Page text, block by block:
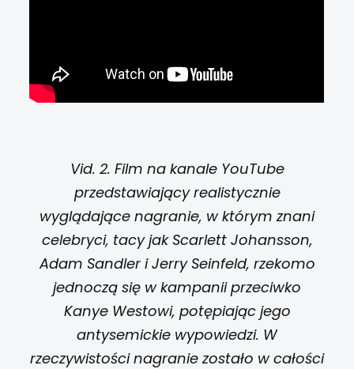
Vid. 2. Film na kanale YouTube
przedstawiający realistycznie
wyglądające nagranie, w którym znani
celebryci, tacy jak Scarlett Johansson,
Adam Sandler i Jerry Seinfeld, rzekomo
jednoczą się w kampanii przeciwko
Kanye Westowi, potępiając jego
antysemickie wypowiedzi. W
rzeczywistości nagranie zostało w całości